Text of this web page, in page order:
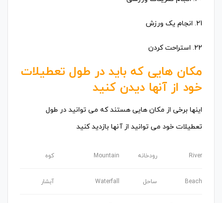
21. انجام یک ورزش
22. استراحت کردن
مکان هایی که باید در طول تعطیلات
خود از آنها دیدن کنید
اینها برخی از مکان هایی هستند که می توانید در طول
تعطیلات خود می توانید از آنها بازدید کنید
River رودخانه Mountain کوه
Beach ساحل Waterfall آبشار